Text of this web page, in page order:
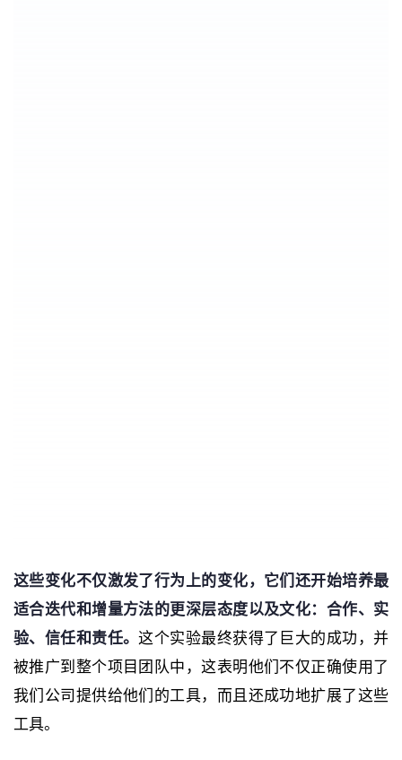
这些变化不仅激发了行为上的变化，它们还开始培养最
适合迭代和增量方法的更深层态度以及文化：合作、实
验、信任和责任。这个实验最终获得了巨大的成功，并
被推广到整个项目团队中，这表明他们不仅正确使用了
我们公司提供给他们的工具，而且还成功地扩展了这些
工具。